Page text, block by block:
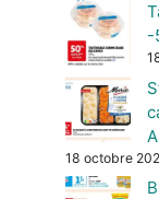
-
18 octobre